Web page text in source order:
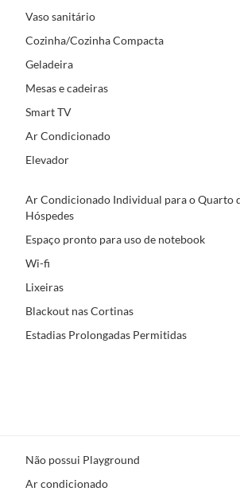
Vaso sanitário
Cozinha/Cozinha Compacta
Geladeira
Mesas e cadeiras
Smart TV
Ar Condicionado
Elevador
Ar Condicionado Individual para o Quarto
Hóspedes
Espaço pronto para uso de notebook
Wi-fi
Lixeiras
Blackout nas Cortinas
Estadias Prolongadas Permitidas
Não possui Playground
Ar condicionado